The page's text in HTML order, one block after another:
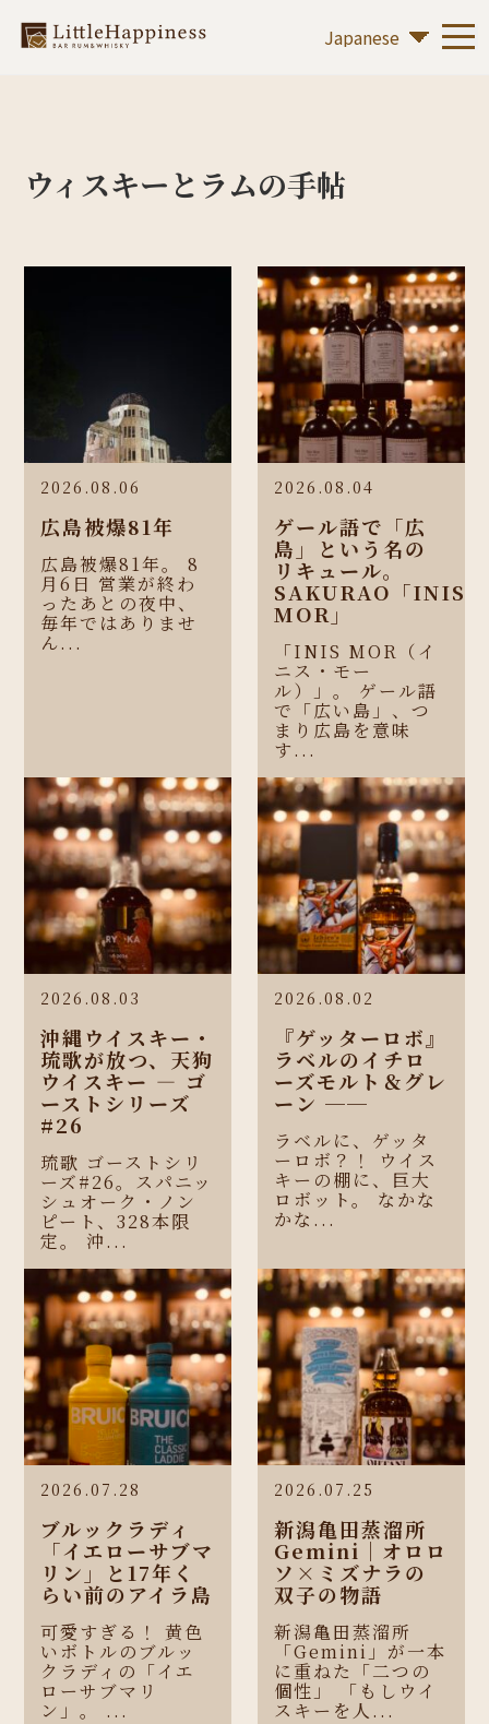
ウィスキーとラムの手帖
2026.08.06
広島被爆81年
広島被爆81年。 8
月6日 営業が終わ
ったあとの夜中、
毎年ではありませ
ん...
2026.08.04
ゲール語で「広
島」という名の
リキュール。
SAKURAO「INIS
MOR」
「INIS MOR（イ
ニス・モー
ル）」。 ゲール語
で「広い島」、つ
まり広島を意味
す...
2026.08.03
沖縄ウイスキー・
琉歌が放つ、天狗
ウイスキー ― ゴ
ーストシリーズ
#26
琉歌 ゴーストシリ
ーズ#26。スパニッ
シュオーク・ノン
ピート、328本限
定。 沖...
2026.08.02
『ゲッターロボ』
ラベルのイチロ
ーズモルト＆グレ
ーン ──
ラベルに、ゲッタ
ーロボ？！ ウイス
キーの棚に、巨大
ロボット。 なかな
かな...
2026.07.28
ブルックラディ
「イエローサブマ
リン」と17年く
らい前のアイラ島
可愛すぎる！ 黄色
いボトルのブルッ
クラディの「イエ
ローサブマリ
ン」。 ...
2026.07.25
新潟亀田蒸溜所
Gemini｜オロロ
ソ×ミズナラの
双子の物語
新潟亀田蒸溜所
「Gemini」が一本
に重ねた「二つの
個性」 「もしウイ
スキーを人...